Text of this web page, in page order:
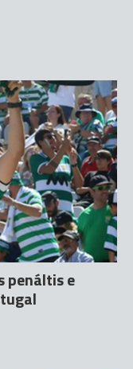
penáltis e